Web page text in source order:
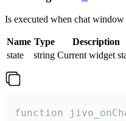
Is executed when chat window
Name Type
Description
state
string Current widget
function